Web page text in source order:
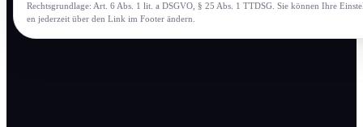
Rechtsgrundlage: Art. 6 Abs. 1 lit. a DSGVO, § 25 Abs. 1 TTDSG. Sie können Ihre
en jederzeit über den Link im Footer ändern.